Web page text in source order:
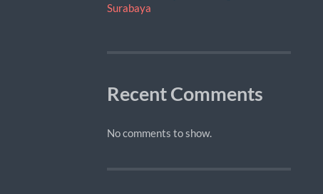
Surabaya
Recent Comments
No comments to show.